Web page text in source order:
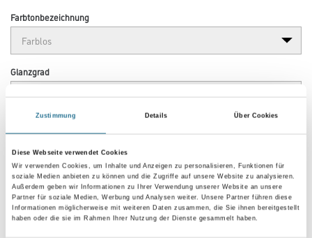
Zustimmung Details Über Cookies
Diese Webseite verwendet Cookies
Wir verwenden Cookies, um Inhalte und Anzeigen zu personalisieren, Funktionen für
soziale Medien anbieten zu können und die Zugriffe auf unsere Website zu analysieren.
Außerdem geben wir Informationen zu Ihrer Verwendung unserer Website an unsere
Partner für soziale Medien, Werbung und Analysen weiter. Unsere Partner führen diese
Informationen möglicherweise mit weiteren Daten zusammen, die Sie ihnen bereitgestellt
haben oder die sie im Rahmen Ihrer Nutzung der Dienste gesammelt haben.
Farbtonbezeichnung
Glanzgrad
Umrechnungsfaktoren